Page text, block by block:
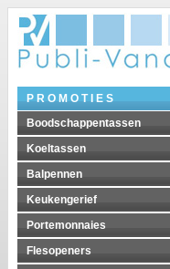
P R O M O T I E S
Boodschappentassen
Koeltassen
Balpennen
Keukengerief
Portemonnaies
Flesopeners